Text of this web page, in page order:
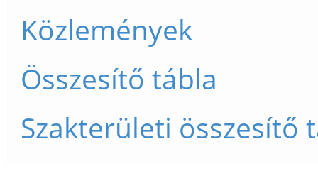
Közlemények
Összesítő tábla
Szakterületi összesítő